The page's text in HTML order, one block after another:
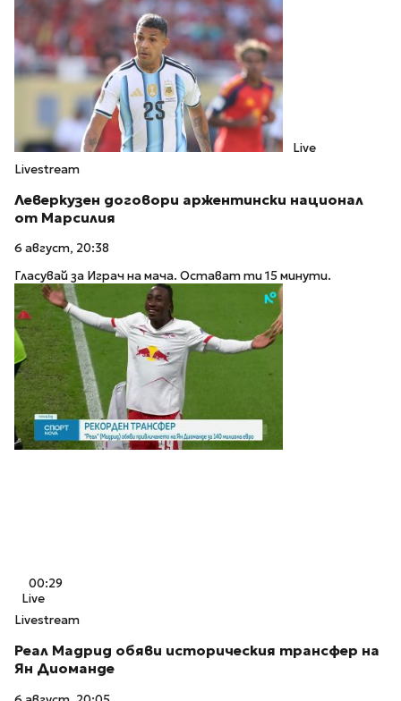
Live
Livestream
Леверкузен договори аржентински национал
от Марсилия
6 август, 20:38
Гласувай за Играч на мача. Остават ти 15 минути.
00:29
Live
Livestream
Реал Мадрид обяви историческия трансфер на
Ян Диоманде